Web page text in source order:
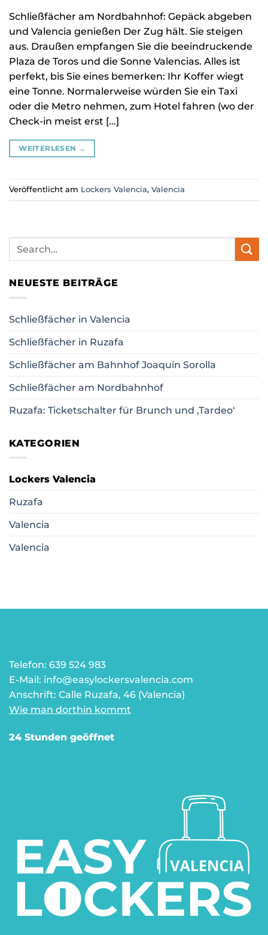
Schließfächer am Nordbahnhof: Gepäck abgeben
und Valencia genießen Der Zug hält. Sie steigen
aus. Draußen empfangen Sie die beeindruckende
Plaza de Toros und die Sonne Valencias. Alles ist
perfekt, bis Sie eines bemerken: Ihr Koffer wiegt
eine Tonne. Normalerweise würden Sie ein Taxi
oder die Metro nehmen, zum Hotel fahren (wo der
Check-in meist erst [...]
WEITERLESEN →
Veröffentlicht am Lockers Valencia, Valencia
NEUESTE BEITRÄGE
Schließfächer in Valencia
Schließfächer in Ruzafa
Schließfächer am Bahnhof Joaquín Sorolla
Schließfächer am Nordbahnhof
Ruzafa: Ticketschalter für Brunch und ‚Tardeo‘
KATEGORIEN
Lockers Valencia
Ruzafa
Valencia
Valencia
Telefon: 639 524 983
E-Mail: info@easylockersvalencia.com
Anschrift: Calle Ruzafa, 46 (Valencia)
Wie man dorthin kommt
24 Stunden geöffnet